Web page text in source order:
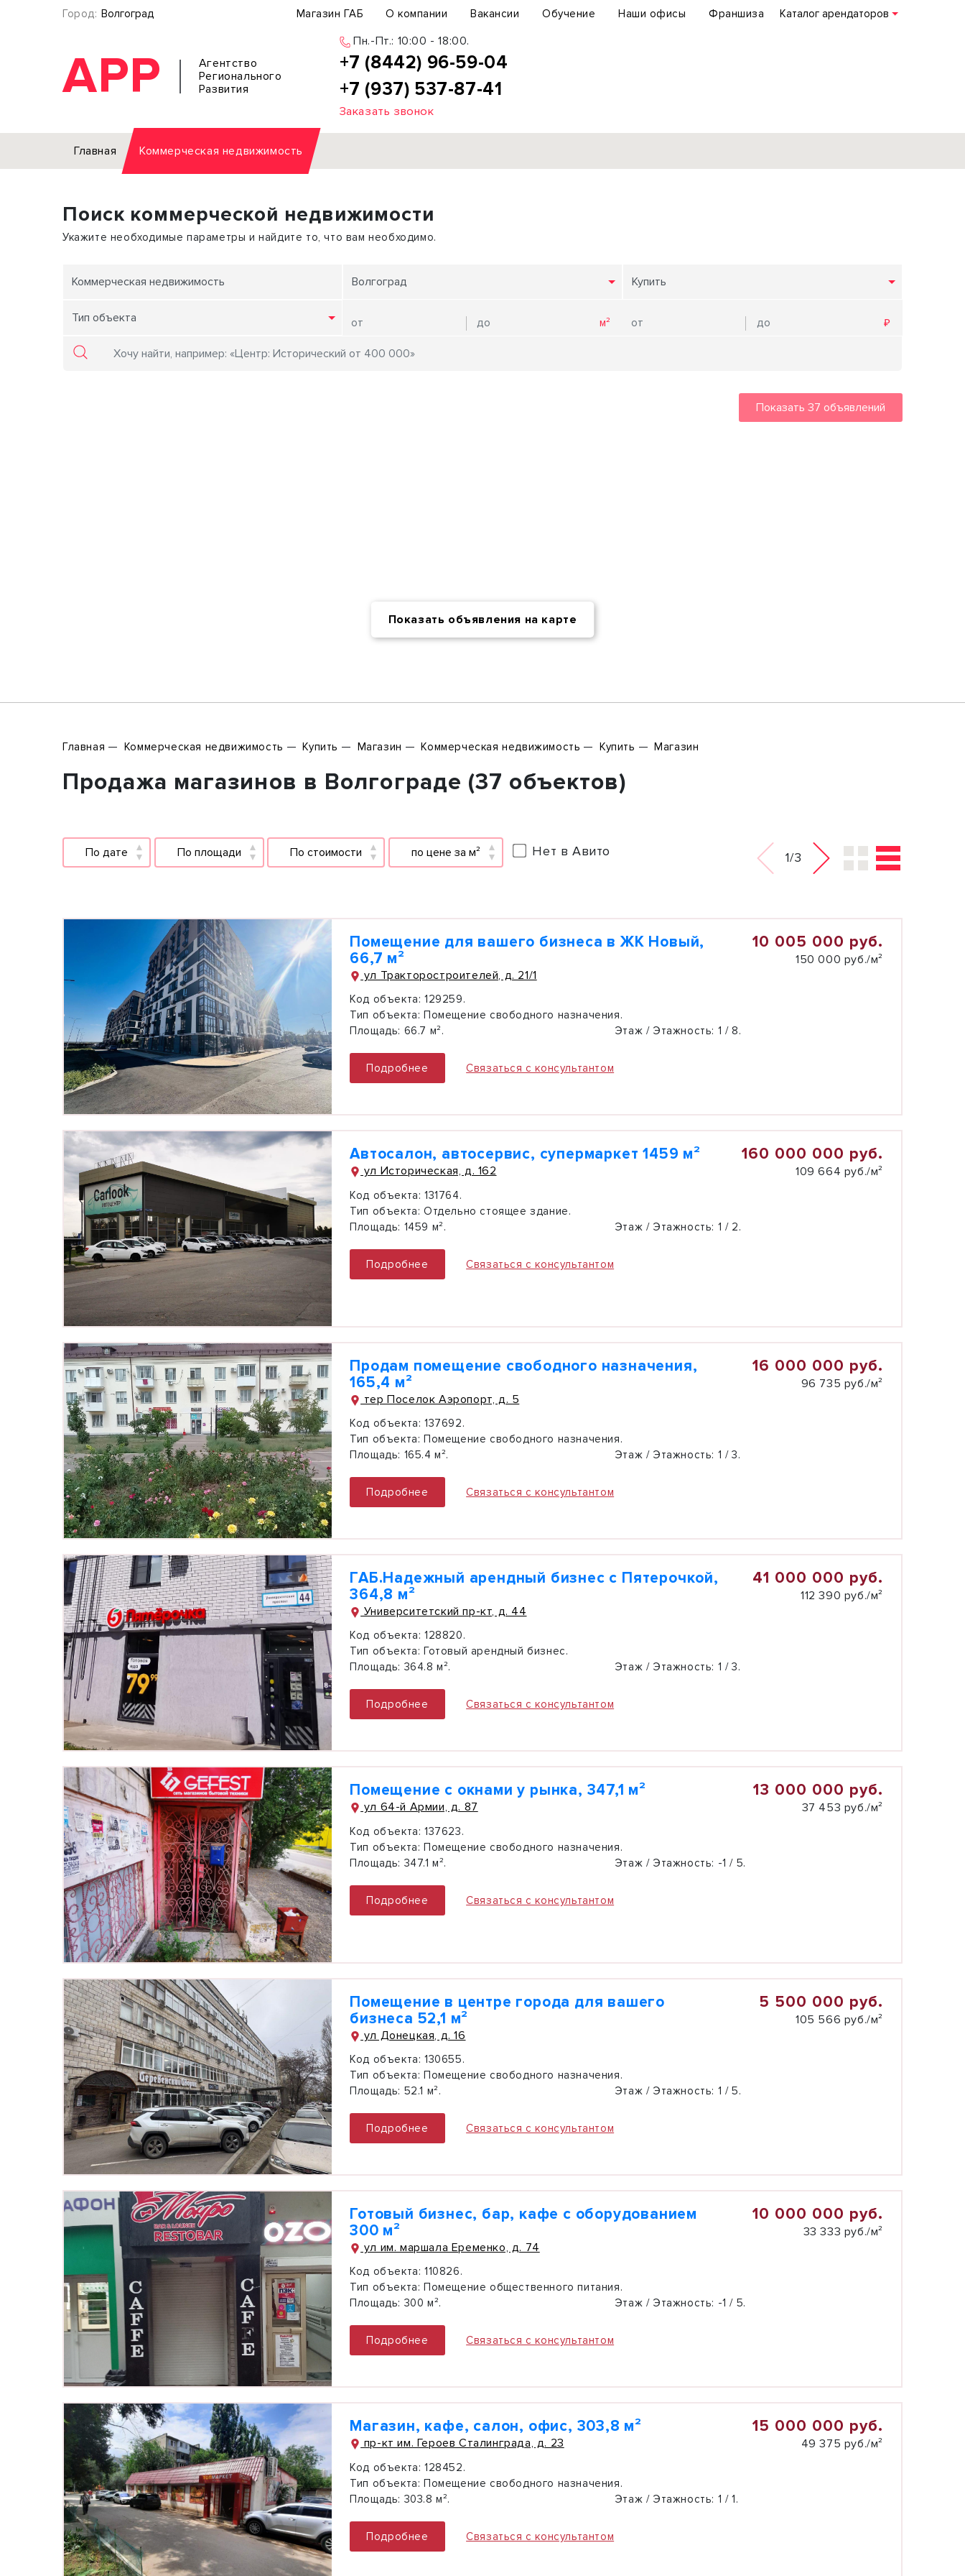
Город: Волгоград Магазин ГАБ О компании Вакансии Обучение Наши офисы Франшиза Каталог арендаторов
АРР
Агентство
Регионального
Развития
Пн.-Пт.: 10:00 - 18:00.
+7 (8442) 96-59-04
+7 (937) 537-87-41
Заказать звонок
Главная Коммерческая недвижимость
Офис
Торговое помещение
Склад
Земельный участок
Отдельное здание
Бизнес-центр
Поиск коммерческой недвижимости
Укажите необходимые параметры и найдите то, что вам необходимо.
Коммерческая недвижимость Волгоград Купить
Тип объекта
Показать 37 объявлений
Показать объявления на карте
Главная Коммерческая недвижимость Купить Магазин Коммерческая недвижимость Купить Магазин
Продажа магазинов в Волгограде (37 объектов)
По дате По площади По стоимости по цене за м² Нет в Авито 1/3
Помещение для вашего бизнеса в ЖК Новый,
66,7 м²
ул Тракторостроителей, д. 21/1
10 005 000 руб.
150 000 руб./м²
Код объекта: 129259.
Тип объекта: Помещение свободного назначения.
Площадь: 66.7 м². Этаж / Этажность: 1 / 8.
Подробнее Связаться с консультантом
Автосалон, автосервис, супермаркет 1459 м²
ул Историческая, д. 162
160 000 000 руб.
109 664 руб./м²
Код объекта: 131764.
Тип объекта: Отдельно стоящее здание.
Площадь: 1459 м². Этаж / Этажность: 1 / 2.
Подробнее Связаться с консультантом
Продам помещение свободного назначения,
165,4 м²
тер Поселок Аэропорт, д. 5
16 000 000 руб.
96 735 руб./м²
Код объекта: 137692.
Тип объекта: Помещение свободного назначения.
Площадь: 165.4 м². Этаж / Этажность: 1 / 3.
Подробнее Связаться с консультантом
ГАБ.Надежный арендный бизнес с Пятерочкой,
364,8 м²
Университетский пр-кт, д. 44
41 000 000 руб.
112 390 руб./м²
Код объекта: 128820.
Тип объекта: Готовый арендный бизнес.
Площадь: 364.8 м². Этаж / Этажность: 1 / 3.
Подробнее Связаться с консультантом
Помещение с окнами у рынка, 347,1 м²
ул 64-й Армии, д. 87
13 000 000 руб.
37 453 руб./м²
Код объекта: 137623.
Тип объекта: Помещение свободного назначения.
Площадь: 347.1 м². Этаж / Этажность: -1 / 5.
Подробнее Связаться с консультантом
Помещение в центре города для вашего
бизнеса 52,1 м²
ул Донецкая, д. 16
5 500 000 руб.
105 566 руб./м²
Код объекта: 130655.
Тип объекта: Помещение свободного назначения.
Площадь: 52.1 м². Этаж / Этажность: 1 / 5.
Подробнее Связаться с консультантом
Готовый бизнес, бар, кафе с оборудованием
300 м²
ул им. маршала Еременко, д. 74
10 000 000 руб.
33 333 руб./м²
Код объекта: 110826.
Тип объекта: Помещение общественного питания.
Площадь: 300 м². Этаж / Этажность: -1 / 5.
Подробнее Связаться с консультантом
Магазин, кафе, салон, офис, 303,8 м²
пр-кт им. Героев Сталинграда, д. 23
15 000 000 руб.
49 375 руб./м²
Код объекта: 128452.
Тип объекта: Помещение свободного назначения.
Площадь: 303.8 м². Этаж / Этажность: 1 / 1.
Подробнее Связаться с консультантом